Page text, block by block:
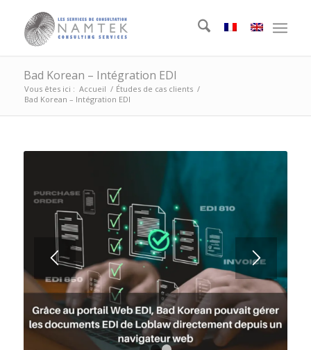
Bad Korean – Intégration EDI
Vous êtes ici : Accueil / Études de cas clients /
Bad Korean – Intégration EDI